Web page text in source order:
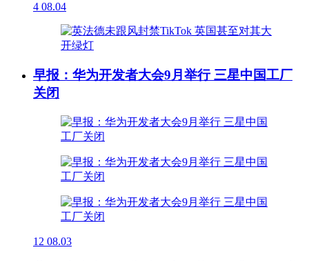
4 08.04
早报：华为开发者大会9月举行 三星中国工厂
关闭
12 08.03